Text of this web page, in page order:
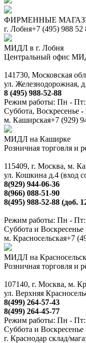
ФИРМЕННЫЕ
г. Лобня+7 (495) 988 52
МИДЛ в г. Лобня
Центральный офис
141730, Московская
ул. Железнодорожная,
8 (495) 988-52-88
Режим работы: Пн - Пт:
Суббота, Воскресенье
м. Каширская+7 (929)
МИДЛ на Каширке
Розничная торговля и
115409, г. Москва, м.
ул. Кошкина д.4 (вход
8(929) 944-06-36
8(966) 088-51-90
8(495) 988-52-88 (доб.
Режим работы: Пн - Пт:
Суббота и
м. Красносельская+7
МИДЛ на
Розничная торговля и
107140, г. Москва, м.
ул. Верхняя
8(499) 264-57-43
8(499) 264-45-77
Режим работы: Пн - Пт:
Суббота и
г. Краснодар склад/